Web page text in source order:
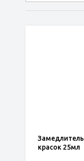
по дате
по
сначала
сначала
красок 25мл